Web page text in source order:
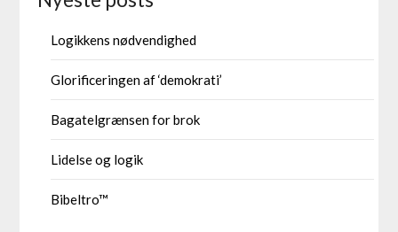
Logikkens nødvendighed
Glorificeringen af ‘demokrati’
Bagatelgrænsen for brok
Lidelse og logik
Bibeltro™